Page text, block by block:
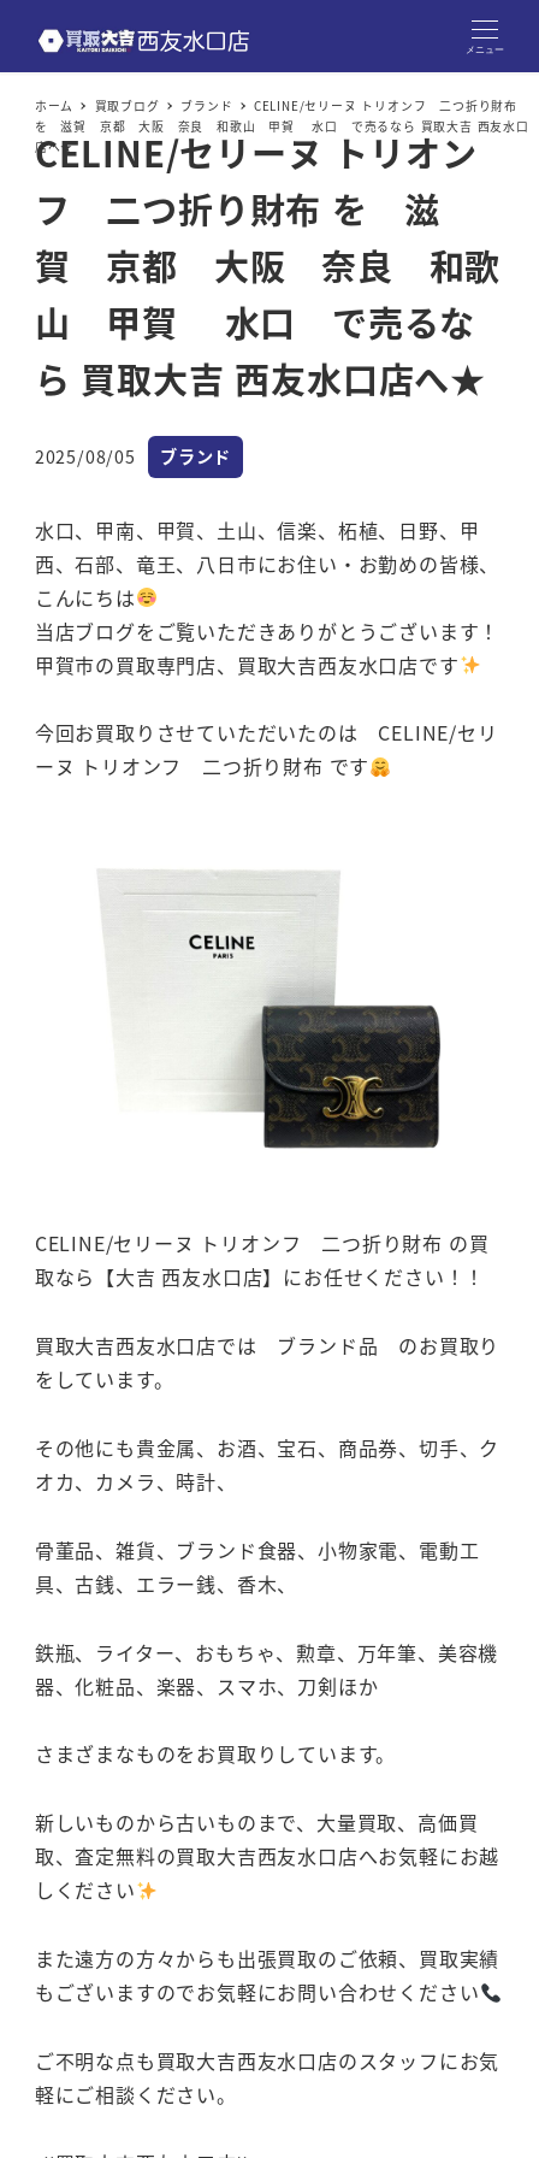
メニュー
ホーム 買取ブログ ブランド
CELINE/セリーヌ トリオンフ 二つ折り財布
を 滋賀 京都 大阪 奈良 和歌山 甲賀 水口 で売るなら 買取大吉 西友水口
店へ★
CELINE/セリーヌ トリオン
フ 二つ折り財布 を 滋
賀 京都 大阪 奈良 和歌
山 甲賀 水口 で売るな
ら 買取大吉 西友水口店へ★
投稿日
2025/08/05 カテゴリー
ブランド
水口、甲南、甲賀、土山、信楽、柘植、日野、甲
西、石部、竜王、八日市にお住い・お勤めの皆様、
こんにちは
当店ブログをご覧いただきありがとうございます！
甲賀市の買取専門店、買取大吉西友水口店です
今回お買取りさせていただいたのは CELINE/セリ
ーヌ トリオンフ 二つ折り財布 です
CELINE/セリーヌ トリオンフ 二つ折り財布 の買
取なら【大吉 西友水口店】にお任せください！！
買取大吉西友水口店では ブランド品 のお買取り
をしています。
その他にも貴金属、お酒、宝石、商品券、切手、ク
オカ、カメラ、時計、
骨董品、雑貨、ブランド食器、小物家電、電動工
具、古銭、エラー銭、香木、
鉄瓶、ライター、おもちゃ、勲章、万年筆、美容機
器、化粧品、楽器、スマホ、刀剣ほか
さまざまなものをお買取りしています。
新しいものから古いものまで、大量買取、高価買
取、査定無料の買取大吉西友水口店へお気軽にお越
しください
また遠方の方々からも出張買取のご依頼、買取実績
もございますのでお気軽にお問い合わせください
ご不明な点も買取大吉西友水口店のスタッフにお気
軽にご相談ください。